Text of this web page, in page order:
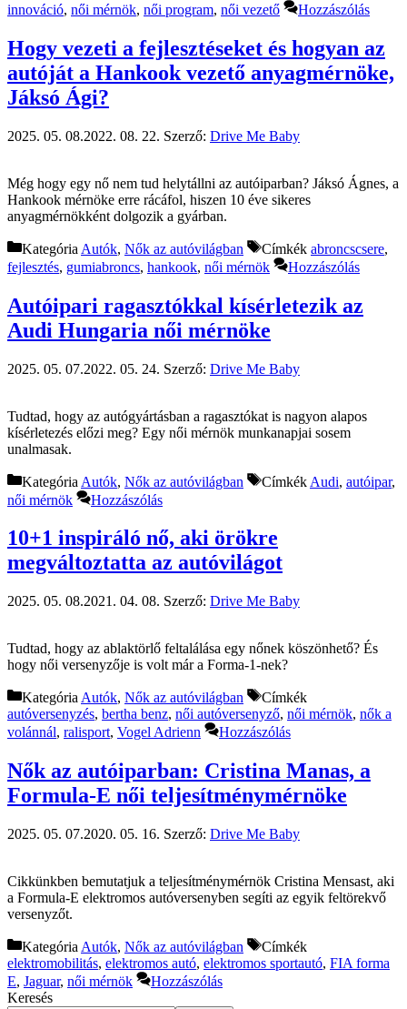
innováció, női mérnök, női program, női vezető Hozzászólás
Hogy vezeti a fejlesztéseket és hogyan az
autóját a Hankook vezető anyagmérnöke,
Jáksó Ági?
2025. 05. 08.2022. 08. 22. Szerző: Drive Me Baby
Még hogy egy nő nem tud helytállni az autóiparban? Jáksó Ágnes, a
Hankook mérnöke erre rácáfol, hiszen 10 éve sikeres
anyagmérnökként dolgozik a gyárban.
Kategória Autók, Nők az autóvilágban Címkék abroncscsere,
fejlesztés, gumiabroncs, hankook, női mérnök Hozzászólás
Autóipari ragasztókkal kísérletezik az
Audi Hungaria női mérnöke
2025. 05. 07.2022. 05. 24. Szerző: Drive Me Baby
Tudtad, hogy az autógyártásban a ragasztókat is nagyon alapos
kísérletezés előzi meg? Egy női mérnök munkanapjai sosem
unalmasak.
Kategória Autók, Nők az autóvilágban Címkék Audi, autóipar,
női mérnök
Hozzászólás
10+1 inspiráló nő, aki örökre
megváltoztatta az autóvilágot
2025. 05. 08.2021. 04. 08. Szerző: Drive Me Baby
Tudtad, hogy az ablaktörlő feltalálása egy nőnek köszönhető? És
hogy női versenyzője is volt már a Forma-1-nek?
Kategória Autók, Nők az autóvilágban
Címkék
autóversenyzés, bertha benz, női autóversenyző, női mérnök, nők a
volánnál, ralisport, Vogel Adrienn Hozzászólás
Nők az autóiparban: Cristina Manas, a
Formula-E női teljesítménymérnöke
2025. 05. 07.2020. 05. 16. Szerző: Drive Me Baby
Cikkünkben bemutatjuk a teljesítménymérnök Cristina Mensast, aki
a Formula-E elektromos autóversenyben segíti az egyik feltörekvő
versenyzőt.
Kategória Autók, Nők az autóvilágban
Címkék
elektromobilitás, elektromos autó, elektromos sportautó, FIA forma
E, Jaguar, női mérnök
Hozzászólás
Keresés